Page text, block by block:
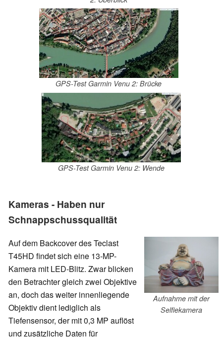
GPS-Test Garmin Venu 2: Brücke
GPS-Test Garmin Venu 2: Wende
Kameras - Haben nur
Schnappschussqualität
Aufnahme mit der
Selfiekamera
Auf dem Backcover des Teclast
T45HD findet sich eine 13-MP-
Kamera mit LED-Blitz. Zwar blicken
den Betrachter gleich zwei Objektive
an, doch das weiter innenliegende
Objektiv dient lediglich als
Tiefensensor, der mit 0,3 MP auflöst
und zusätzliche Daten für